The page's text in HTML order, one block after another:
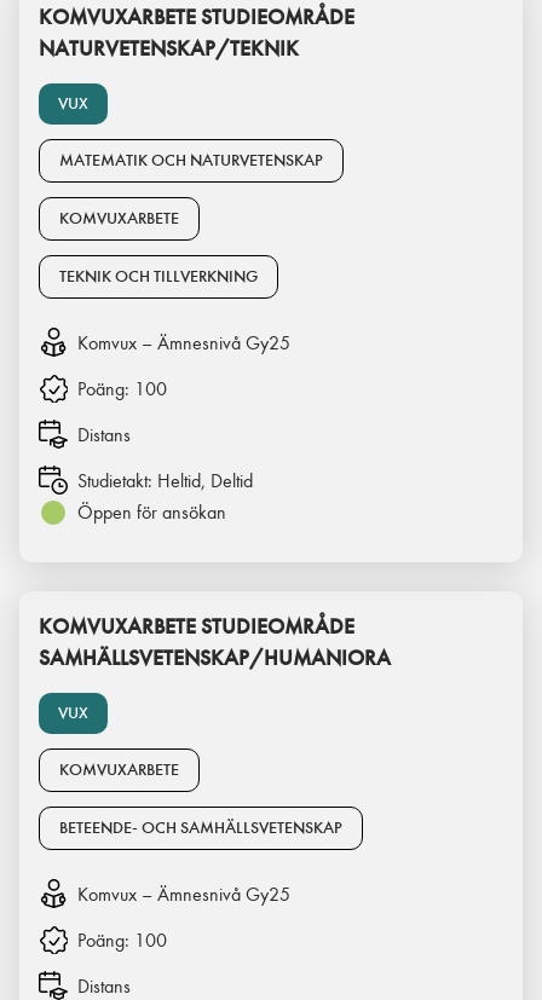
VUX
KOMVUXARBETE STUDIEOMRÅDE
NATURVETENSKAP/TEKNIK
MATEMATIK OCH NATURVETENSKAP
KOMVUXARBETE
TEKNIK OCH TILLVERKNING
Komvux – Ämnesnivå Gy25
Poäng: 100
Distans
Studietakt: Heltid, Deltid
Öppen för ansökan
VUX
KOMVUXARBETE STUDIEOMRÅDE
SAMHÄLLSVETENSKAP/HUMANIORA
KOMVUXARBETE
BETEENDE- OCH SAMHÄLLSVETENSKAP
Komvux – Ämnesnivå Gy25
Poäng: 100
Distans